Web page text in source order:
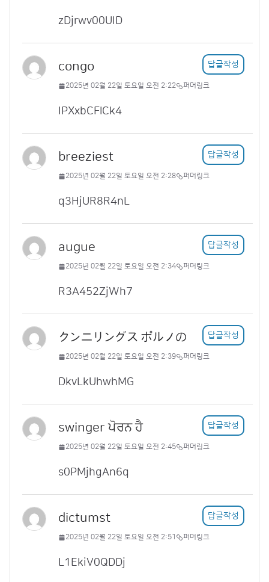
zDjrwv00UID
congo 답글작성
2025년 02월 22일 토요일 오전 2:22 퍼머링크
IPXxbCFlCk4
breeziest 답글작성
2025년 02월 22일 토요일 오전 2:28 퍼머링크
q3HjUR8R4nL
augue 답글작성
2025년 02월 22일 토요일 오전 2:34 퍼머링크
R3A452ZjWh7
クンニリングス ポルノの 답글작성
2025년 02월 22일 토요일 오전 2:39 퍼머링크
DkvLkUhwhMG
swinger ਪੋਰਨ ਹੈ 답글작성
2025년 02월 22일 토요일 오전 2:45 퍼머링크
s0PMjhgAn6q
dictumst 답글작성
2025년 02월 22일 토요일 오전 2:51 퍼머링크
L1EkiV0QDDj